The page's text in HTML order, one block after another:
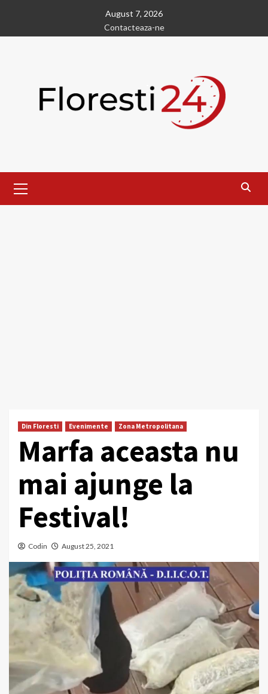
content
August 7, 2026
Contacteaza-ne
Menu
Din Floresti Evenimente Zona Metropolitana
Marfa aceasta nu
mai ajunge la
Festival!
Codin August 25, 2021